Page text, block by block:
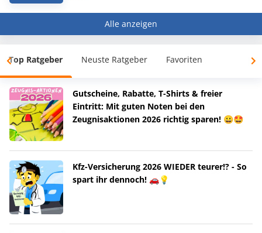
Alle anzeigen
Top Ratgeber Neuste Ratgeber Favoriten
Gutscheine, Rabatte, T-Shirts & freier
Eintritt: Mit guten Noten bei den
Zeugnisaktionen 2026 richtig sparen! 😀🤩
Kfz-Versicherung 2026 WIEDER teurer!? - So
spart ihr dennoch! 🚗💡